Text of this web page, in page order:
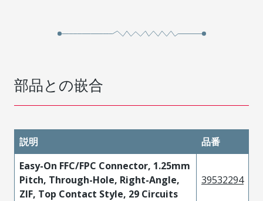
部品との嵌合
説明
品番
Easy-On FFC/FPC Connector, 1.25mm
Pitch, Through-Hole, Right-Angle,
ZIF, Top Contact Style, 29 Circuits
39532294